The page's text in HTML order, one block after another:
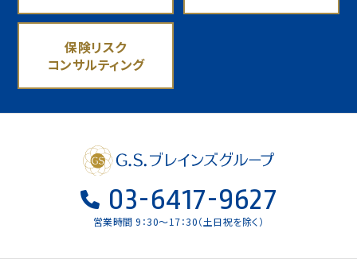
保険リスク
コンサルティング
03-6417-9627
営業時間 9：30〜17：30（土日祝を除く）